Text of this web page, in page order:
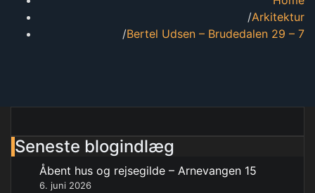
Arkitektur
Bertel Udsen – Brudedalen 29 – 7
Seneste blogindlæg
Åbent hus og rejsegilde – Arnevangen 15
6. juni 2026